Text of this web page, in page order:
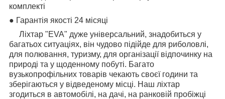
комплекті
● Гарантія якості 24 місяці
Ліхтар "EVA" дуже універсальний, знадобиться у
багатьох ситуаціях, він чудово підійде для риболовлі,
для полювання, туризму, для організації відпочинку на
природі та у щоденному побуті. Багато
вузькопрофільних товарів чекають своєї години та
зберігаються у відведеному місці. Наш ліхтар
згодиться в автомобілі, на дачі, на ранковій пробіжці